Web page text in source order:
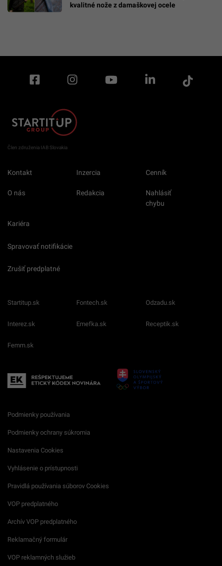
kvalitné nože z damaškovej ocele
Člen združenia IAB Slovakia
Kontakt Inzercia Cenník
O nás Redakcia
Nahlásiť
chybu
Kariéra
Spravovať notifikácie
Zrušiť predplatné
Startitup.sk Fontech.sk Odzadu.sk
Interez.sk Emefka.sk Receptik.sk
Femm.sk
Podmienky používania
Podmienky ochrany súkromia
Nastavenia Cookies
Vyhlásenie o prístupnosti
Pravidlá používania súborov Cookies
VOP predplatného
Archív VOP predplatného
Reklamačný formulár
VOP reklamných služieb